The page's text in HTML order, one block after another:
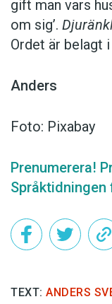
gift man vars
om sig’.
Ordet är belagt
Anders
Foto: Pixabay
Prenumerera!
TEXT: ANDERS